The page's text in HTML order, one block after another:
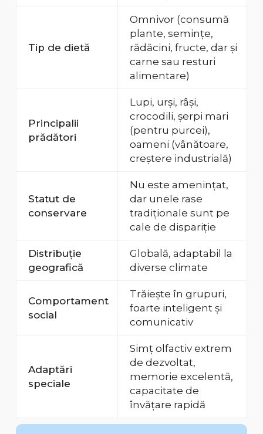
Tip de dietă
Omnivor (consumă
plante, semințe,
rădăcini, fructe, dar și
carne sau resturi
alimentare)
Principalii
prădători
Lupi, urși, râși,
crocodili, șerpi mari
(pentru purcei),
oameni (vânătoare,
creștere industrială)
Statut de
conservare
Nu este amenințat,
dar unele rase
tradiționale sunt pe
cale de dispariție
Distribuție
geografică
Globală, adaptabil la
diverse climate
Comportament
social
Trăiește în grupuri,
foarte inteligent și
comunicativ
Adaptări
speciale
Simț olfactiv extrem
de dezvoltat,
memorie excelentă,
capacitate de
învățare rapidă